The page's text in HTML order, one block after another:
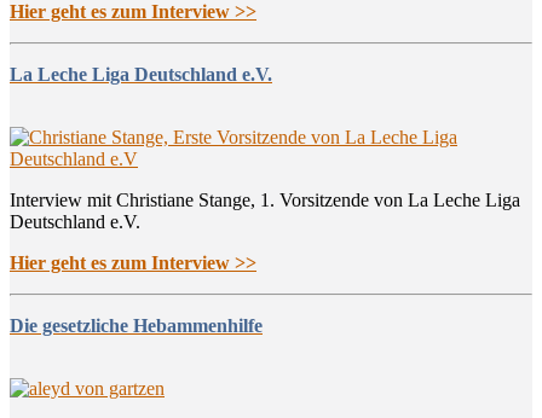
Hier geht es zum Interview >>
La Leche Liga Deutschland e.V.
Interview mit Christiane Stange, 1. Vorsitzende von La Leche Liga
Deutschland e.V.
Hier geht es zum Interview >>
Die gesetzliche Hebammenhilfe